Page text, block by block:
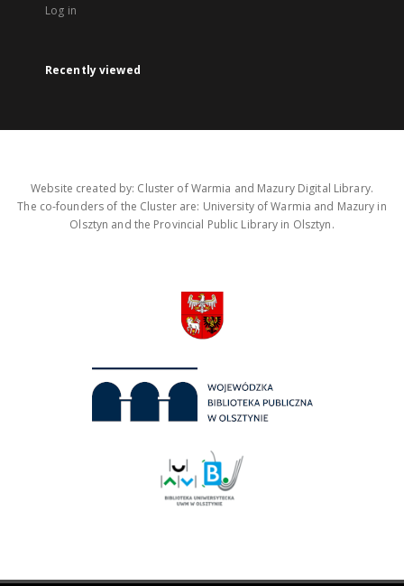
Log in
Recently viewed
Website created by: Cluster of Warmia and Mazury Digital Library.
The co-founders of the Cluster are: University of Warmia and Mazury in
Olsztyn and the Provincial Public Library in Olsztyn.